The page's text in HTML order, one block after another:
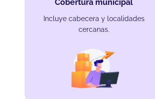
Cobertura municipal
Incluye cabecera y localidades
cercanas.